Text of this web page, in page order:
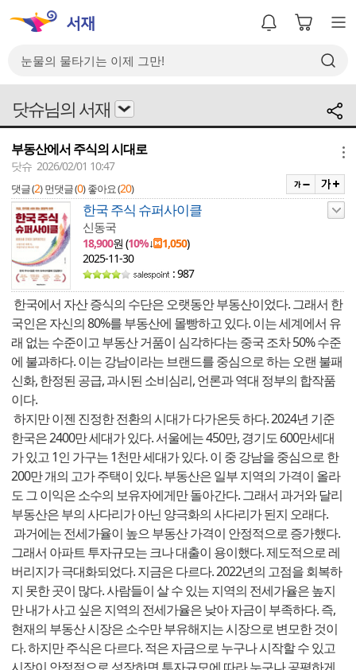
닷슈님의 서재
부동산에서 주식의 시대로
닷슈 2026/02/01 10:47
댓글 (2) 먼댓글 (0) 좋아요 (20)
한국 주식 슈퍼사이클
신동국
18,900원 (10%↓ 1,050)
2025-11-30
: 987
한국에서 자산 증식의 수단은 오랫동안 부동산이었다. 그래서 한
국인은 자신의 80%를 부동산에 몰빵하고 있다. 이는 세계에서 유
래 없는 수준이고 부동산 거품이 심각하다는 중국 조차 50% 수준
에 불과하다. 이는 강남이라는 브랜드를 중심으로 하는 오랜 불패
신화, 한정된 공급, 과시된 소비심리, 언론과 역대 정부의 합작품
이다.
하지만 이젠 진정한 전환의 시대가 다가온듯 하다. 2024년 기준
한국은 2400만 세대가 있다. 서울에는 450만, 경기도 600만세대
가 있고 1인 가구는 1천만 세대가 있다. 이 중 강남을 중심으로 한
200만 개의 고가 주택이 있다. 부동산은 일부 지역의 가격이 올라
도 그 이익은 소수의 보유자에게만 돌아간다. 그래서 과거와 달리
부동산은 부의 사다리가 아닌 양극화의 사다리가 된지 오래다.
과거에는 전세가율이 높으 부동산 가격이 안정적으로 증가했다.
그래서 아파트 투자규모는 크나 대출이 용이했다. 제도적으로 레
버리지가 극대화되었다. 지금은 다르다. 2022년의 고점을 회복하
지 못한 곳이 많다. 사람들이 살 수 있는 지역의 전세가율은 높지
만 내가 사고 싶은 지역의 전세가율은 낮아 자금이 부족하다. 즉,
현재의 부동산 시장은 소수만 부유해지는 시장으로 변모한 것이
다. 하지만 주식은 다르다. 적은 자금으로 누구나 시작할 수 있고